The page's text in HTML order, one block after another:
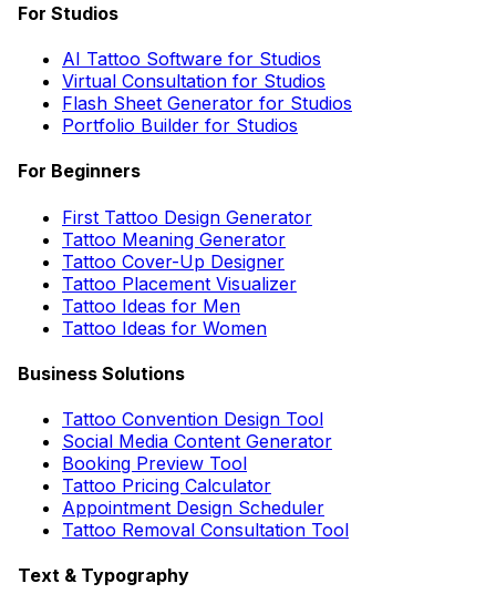
For Studios
AI Tattoo Software for Studios
Virtual Consultation for Studios
Flash Sheet Generator for Studios
Portfolio Builder for Studios
For Beginners
First Tattoo Design Generator
Tattoo Meaning Generator
Tattoo Cover-Up Designer
Tattoo Placement Visualizer
Tattoo Ideas for Men
Tattoo Ideas for Women
Business Solutions
Tattoo Convention Design Tool
Social Media Content Generator
Booking Preview Tool
Tattoo Pricing Calculator
Appointment Design Scheduler
Tattoo Removal Consultation Tool
Text & Typography